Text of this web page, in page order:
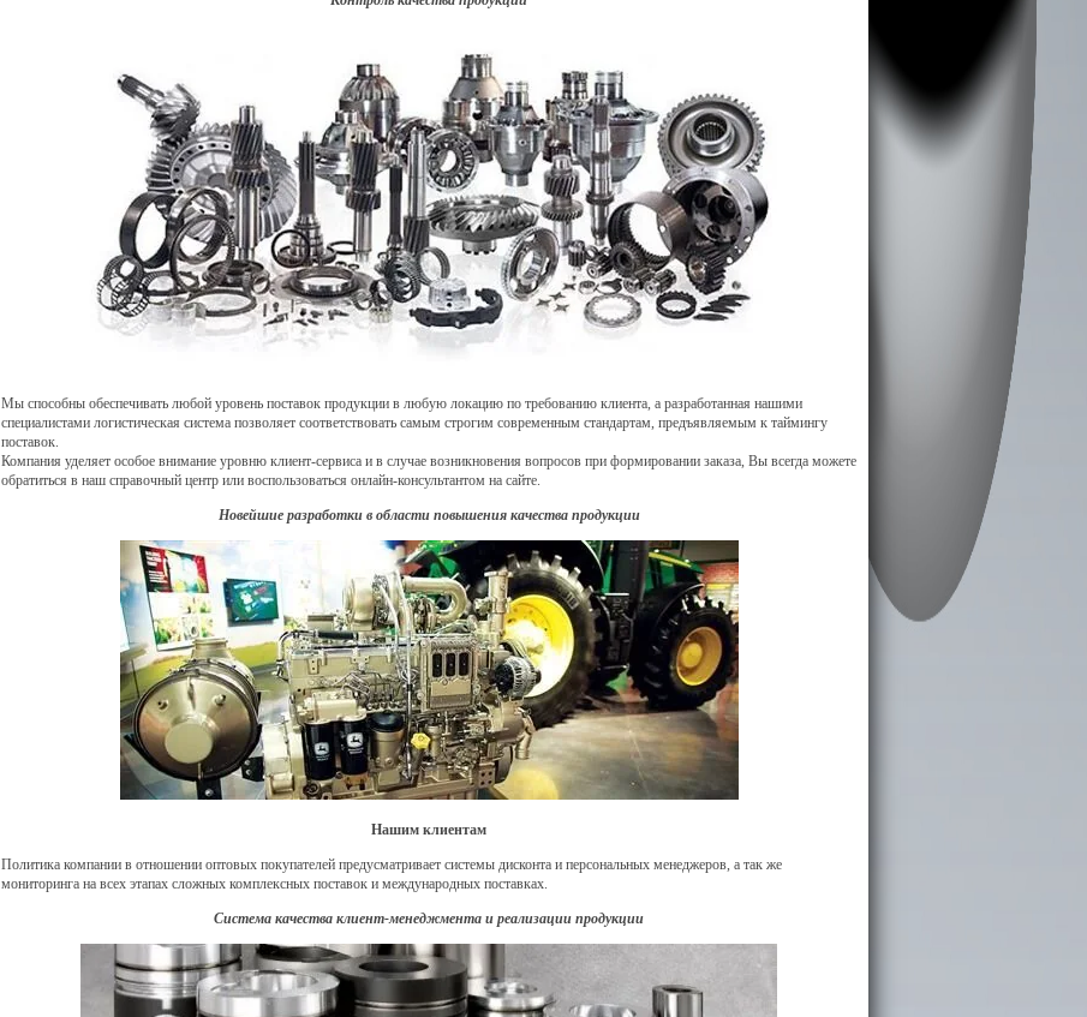
Мы способны обеспечивать любой уровень поставок продукции в любую локацию по требованию клиента, а разработанная нашими
специалистами логистическая система позволяет соответствовать самым строгим современным стандартам, предъявляемым к таймингу
поставок.
Компания уделяет особое внимание уровню клиент-сервиса и в случае возникновения вопросов при формировании заказа, Вы всегда можете
обратиться в наш справочный центр или воспользоваться онлайн-консультантом на сайте.
Новейшие разработки в области повышения качества продукции
Нашим клиентам
Политика компании в отношении оптовых покупателей предусматривает системы дисконта и персональных менеджеров, а так же
мониторинга на всех этапах сложных комплексных поставок и международных поставках.
Система качества клиент-менеджмента и реализации продукции